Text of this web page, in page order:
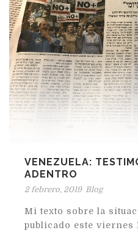
VENEZUELA:
ADENTRO
2 febrero, 2019 Blog
Mi texto sobre la
publicado este viernes